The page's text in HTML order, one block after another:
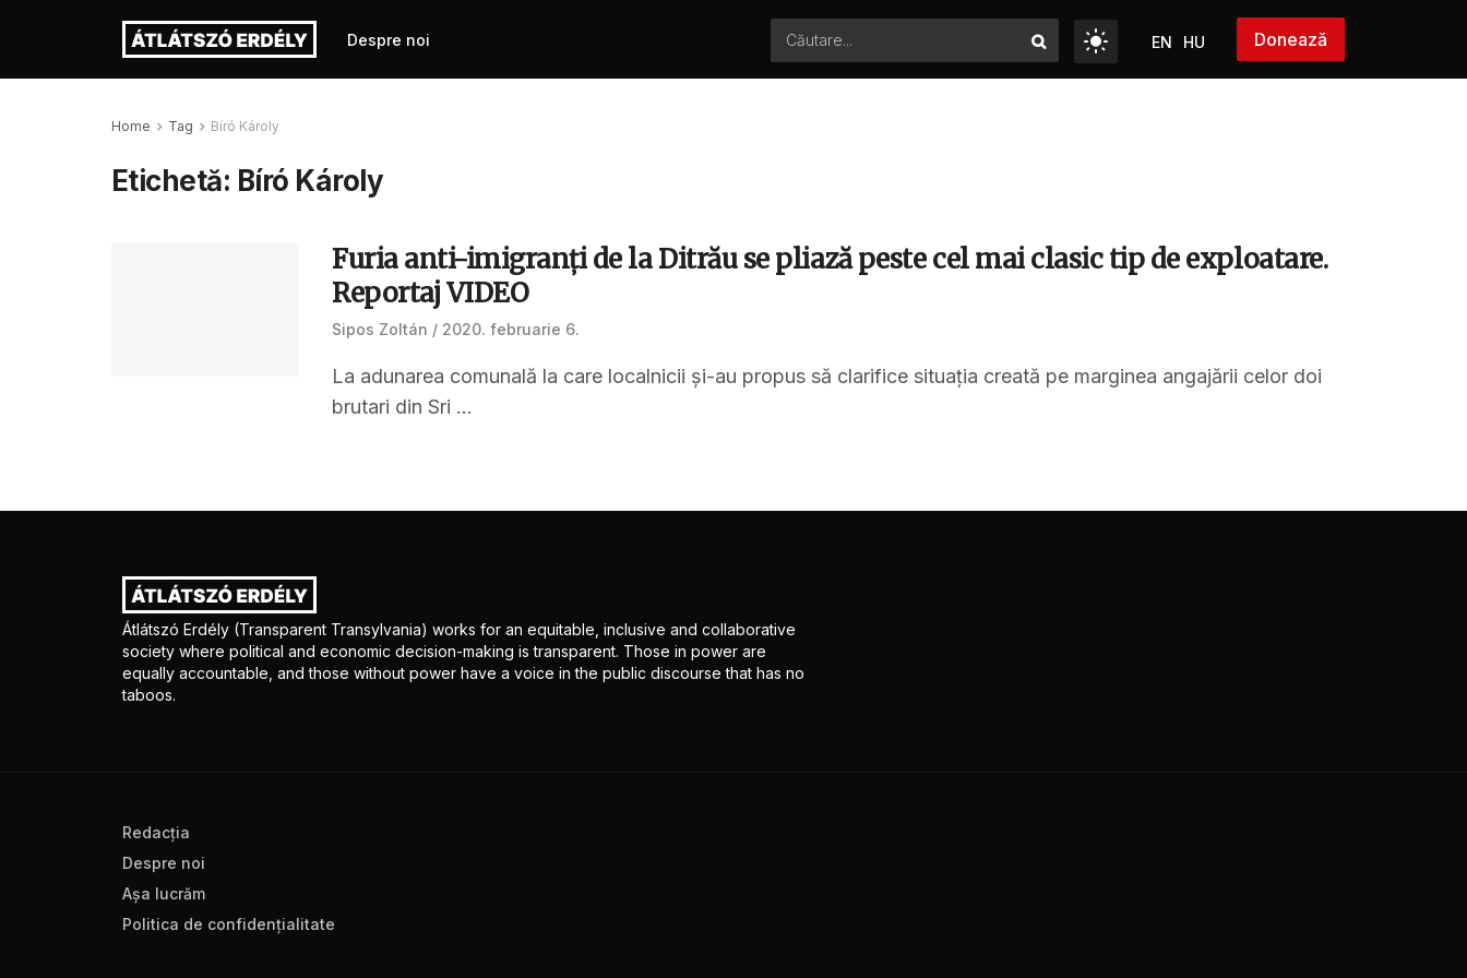
Despre noi EN HU Donează
Home Tag Bíró Károly
Etichetă: Bíró Károly
Furia anti-imigranţi de la Ditrău se pliază peste cel mai clasic tip de exploatare.
Reportaj VIDEO
Sipos Zoltán 2020. februarie 6.
La adunarea comunală la care localnicii şi-au propus să clarifice situaţia creată pe marginea angajării celor doi
brutari din Sri ...
Átlátszó Erdély (Transparent Transylvania) works for an equitable, inclusive and collaborative
society where political and economic decision-making is transparent. Those in power are
equally accountable, and those without power have a voice in the public discourse that has no
taboos.
Redacţia
Despre noi
Aşa lucrăm
Politica de confidenţialitate